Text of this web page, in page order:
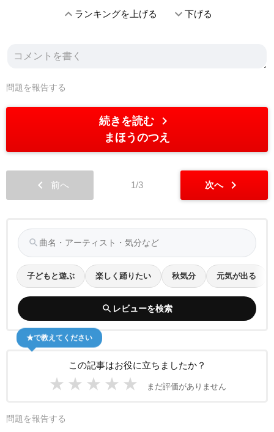
expand_lessランキングを上げる expand_more下げる
問題を報告する
続きを読む chevron_right
まほうのつえ
chevron_left 前へ 1/3 次へ chevron_right
search
子どもと遊ぶ 楽しく踊りたい 秋気分 元気が出る
search レビューを検索
この記事はお役に立ちましたか？
★ ★ ★ ★ ★ まだ評価がありません
★で教えてください
問題を報告する